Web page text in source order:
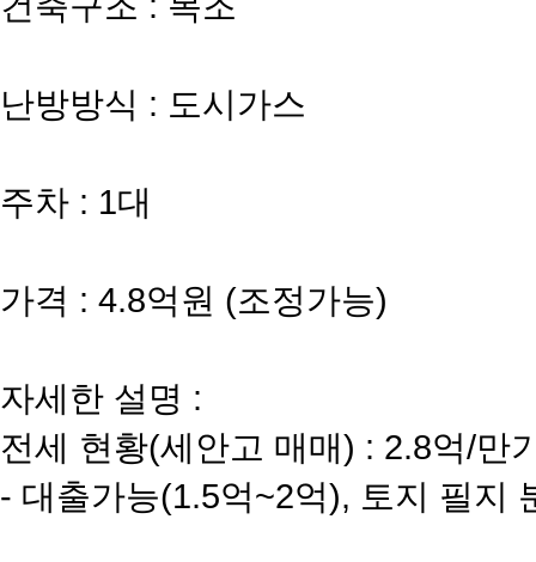
난방방식 : 도시가스
주차 : 1대
가격 : 4.8억원 (조정가능)
자세한 설명 :
전세 현황(세안고 매매) : 2.8억/만
- 대출가능(1.5억~2억), 토지 필지